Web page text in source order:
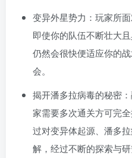
变异外星势力：玩家所
即使你的队伍不断壮大
仍然会很快便适应你的
会。
揭开潘多拉病毒的秘密
家需要多次通关方可完
过对变异体起源、潘多
解，经过不断的探索与